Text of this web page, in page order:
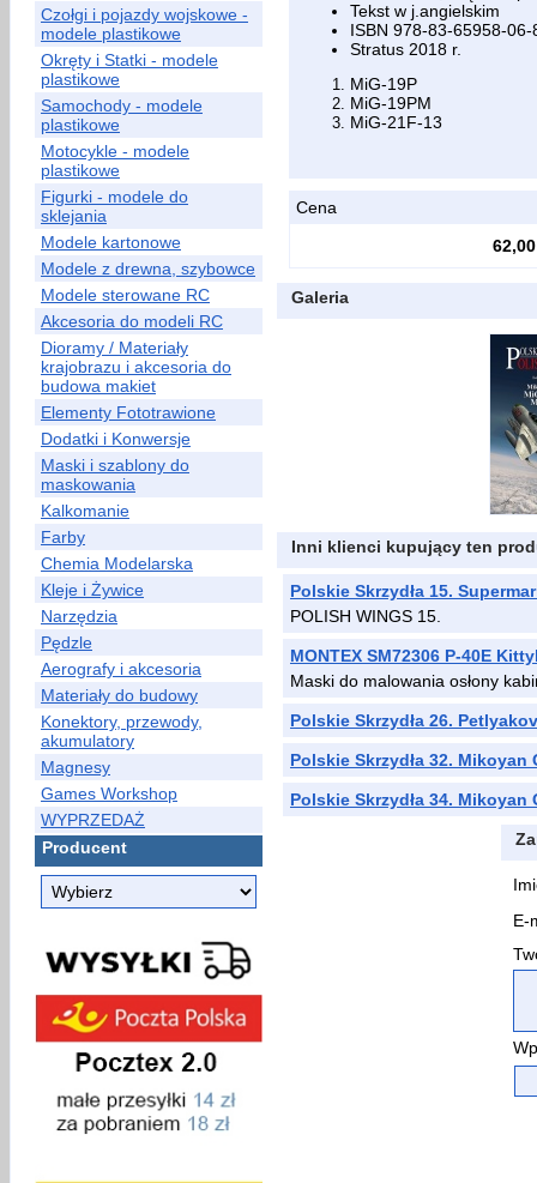
Czołgi i pojazdy wojskowe -
modele plastikowe
Okręty i Statki - modele
plastikowe
Samochody - modele
plastikowe
Motocykle - modele
plastikowe
Figurki - modele do
sklejania
Modele kartonowe
Modele z drewna, szybowce
Modele sterowane RC
Akcesoria do modeli RC
Dioramy / Materiały
krajobrazu i akcesoria do
budowa makiet
Elementy Fototrawione
Dodatki i Konwersje
Maski i szablony do
maskowania
Kalkomanie
Farby
Chemia Modelarska
Kleje i Żywice
Narzędzia
Pędzle
Aerografy i akcesoria
Materiały do budowy
Konektory, przewody,
akumulatory
Magnesy
Games Workshop
WYPRZEDAŻ
Producent
Tekst w j.angielskim
ISBN 978-83-65958-06-
Stratus 2018 r.
MiG-19P
MiG-19PM
MiG-21F-13
Cena
62,00
Galeria
Inni klienci kupujący ten
Polskie Skrzydła 15.
POLISH WINGS 15.
MONTEX SM72306 P-40E
Maski do malowania osłony
Polskie Skrzydła 26.
Polskie Skrzydła 32. Mikoyan
Polskie Skrzydła 34.
E-